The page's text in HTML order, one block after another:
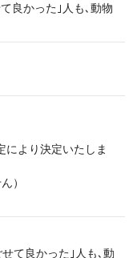
良かった｣人も､動物
により決定いたしま
）